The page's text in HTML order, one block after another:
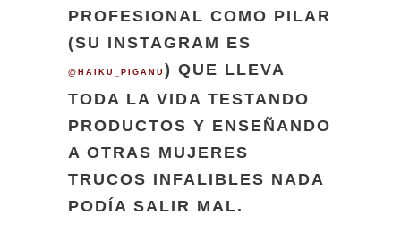
PROFESIONAL COMO PILAR
(SU INSTAGRAM ES
@HAIKU_PIGANU ) QUE LLEVA
TODA LA VIDA TESTANDO
PRODUCTOS Y ENSEÑANDO
A OTRAS MUJERES
TRUCOS INFALIBLES NADA
PODÍA SALIR MAL.